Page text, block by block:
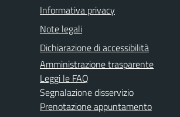
Informativa privacy
Note legali
Dichiarazione di accessibilità
Amministrazione trasparente
Leggi le FAQ
Segnalazione disservizio
Prenotazione appuntamento